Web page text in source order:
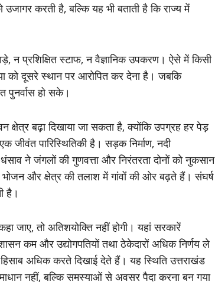
करती है, बल्कि यह भी बताती है कि राज्य में
न प्रशिक्षित स्टाफ, न वैज्ञानिक उपकरण। ऐसे में किसी
को दूसरे स्थान पर आरोपित कर देना है। जबकि
पुनर्वास हो सके।
क्षेत्र बढ़ा दिखाया जा सकता है, क्योंकि उपग्रह हर पेड़
पारिस्थितिकी है। सड़क निर्माण, नदी
ने जंगलों की गुणवत्ता और निरंतरता दोनों को नुकसान
और क्षेत्र की तलाश में गांवों की ओर बढ़ते हैं। संघर्ष
है।
जाए, तो अतिशयोक्ति नहीं होगी। यहां सरकारें
कम और उद्योगपतियों तथा ठेकेदारों अधिक निर्णय ले
अधिक करते दिखाई देते हैं। यह स्थिति उत्तराखंड
नहीं, बल्कि समस्याओं से अवसर पैदा करना बन गया